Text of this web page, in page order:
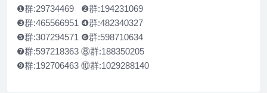
❶群:29734469 ❷群:194231069
❸群:465566951 ❹群:482340327
❺群:307294571 ❻群:598710634
❼群:597218363 ⑧群:188350205
❾群:192706463 ⑩群:1029288140